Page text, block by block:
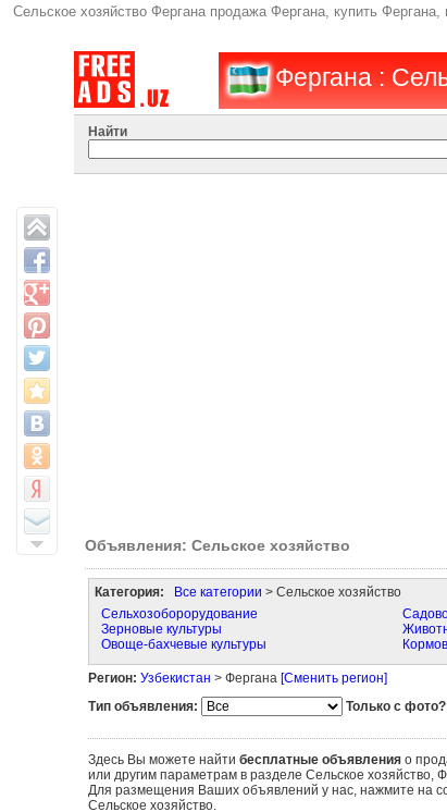
Сельское хозяйство Фергана продажа Фергана, купить
Фергана :
Найти
Объявления: Сельское хозяйство
Категория: Все категории > Сельское хозяйство
Сельхозоборорудование
Зерновые культуры
Овоще-бахчевые культуры
Регион: Узбекистан > Фергана [Сменить регион]
Тип объявления:
Только с
Здесь Вы можете найти бесплатные объявленияо
или другим параметрам в разделе Сельское хозяйство,
Для размещения Ваших объявлений у нас, нажмите на
Сельское хозяйство.